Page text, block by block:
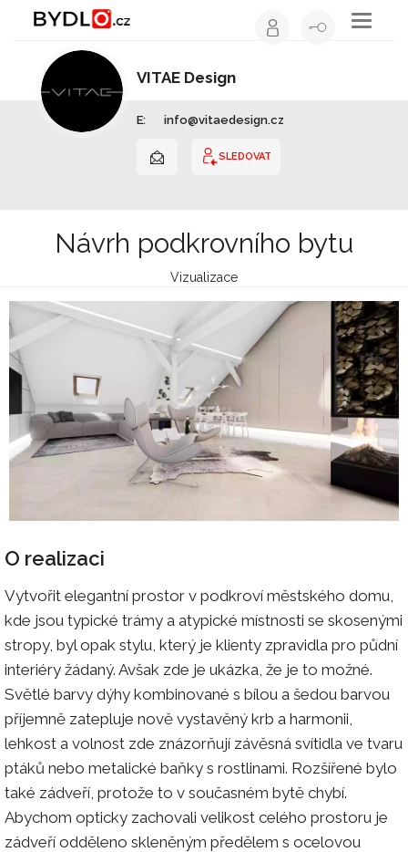
Toggle
VITAE Design
E: info@vitaedesign.cz
SLEDOVAT
Návrh podkrovního bytu
Vizualizace
O realizaci
Vytvořit elegantní prostor v podkroví městského domu,
kde jsou typické trámy a atypické místnosti se skosenými
stropy, byl opak stylu, který je klienty zpravidla pro půdní
interiéry žádaný. Avšak zde je ukázka, že je to možné.
Světlé barvy dýhy kombinované s bílou a šedou barvou
příjemně zatepluje nově vystavěný krb a harmonii,
lehkost a volnost zde znázorňují závěsná svítidla ve tvaru
ptáků nebo metalické baňky s rostlinami. Rozšířené bylo
také zádveří, protože to v současném bytě chybí.
Abychom opticky zachovali velikost celého prostoru je
zádveří odděleno skleněným předělem s ocelovou